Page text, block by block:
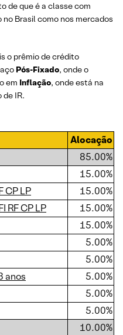
de que é a classe com
Brasil como nos mercados
o prêmio de crédito
Pós-Fixado, onde o
em Inflação, onde está na
de IR.
Alocação
85.00%
15.00%
CP LP
15.00%
RF CP LP
15.00%
15.00%
5.00%
5.00%
anos
5.00%
5.00%
5.00%
10.00%